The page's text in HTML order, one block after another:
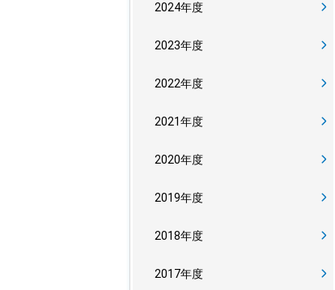
2024年度
2023年度
2022年度
2021年度
2020年度
2019年度
2018年度
2017年度